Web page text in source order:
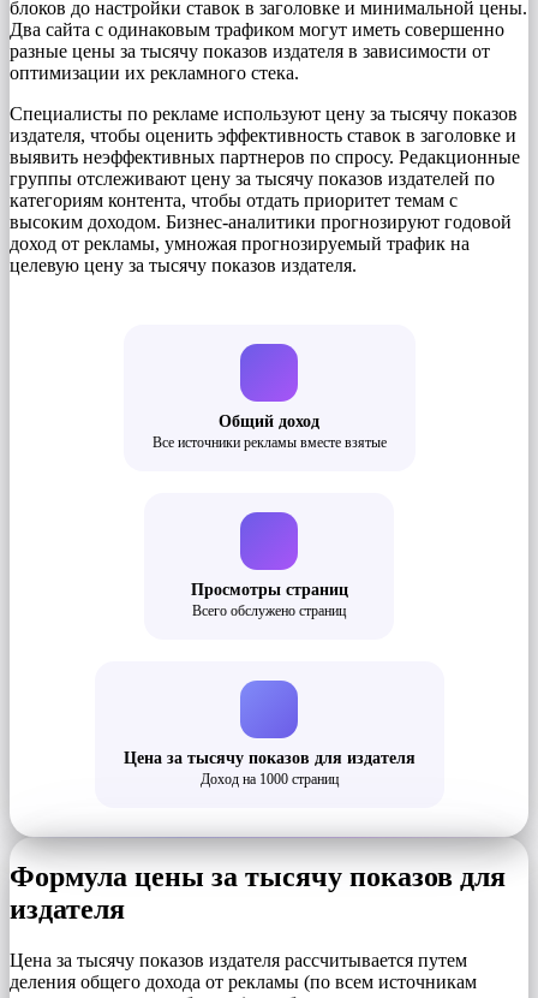
блоков до настройки ставок в заголовке и минимальной цены.
Два сайта с одинаковым трафиком могут иметь совершенно
разные цены за тысячу показов издателя в зависимости от
оптимизации их рекламного стека.
Специалисты по рекламе используют цену за тысячу показов
издателя, чтобы оценить эффективность ставок в заголовке и
выявить неэффективных партнеров по спросу. Редакционные
группы отслеживают цену за тысячу показов издателей по
категориям контента, чтобы отдать приоритет темам с
высоким доходом. Бизнес-аналитики прогнозируют годовой
доход от рекламы, умножая прогнозируемый трафик на
целевую цену за тысячу показов издателя.
Общий доход
Все источники рекламы вместе взятые
Просмотры страниц
Всего обслужено страниц
Цена за тысячу показов для издателя
Доход на 1000 страниц
Формула цены за тысячу показов для
издателя
Цена за тысячу показов издателя рассчитывается путем
деления общего дохода от рекламы (по всем источникам